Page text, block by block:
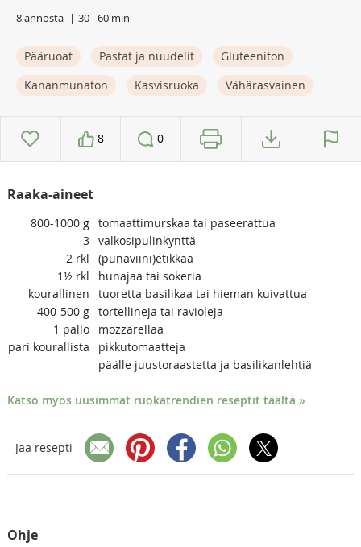
8 annosta 30 - 60 min
Pääruoat Pastat ja nuudelit
Gluteeniton
Kananmunaton
Kasvisruoka Vähärasvainen
8 0
Raaka-aineet
800-1000 g tomaattimurskaa tai paseerattua
3 valkosipulinkynttä
2 rkl
(punaviini)etikkaa
1½ rkl
hunajaa tai sokeria
kourallinen
tuoretta basilikaa tai hieman kuivattua
400-500 g tortellineja tai ravioleja
1 pallo
mozzarellaa
pari kourallista
pikkutomaatteja
päälle juustoraastetta ja basilikanlehtiä
Katso myös uusimmat ruokatrendien reseptit täältä »
Jaa resepti
Ohje